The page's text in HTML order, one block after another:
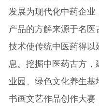
发展为现代化中药企
产品的方解来源于名
技术使传统中医药得
息。挖掘中医药古方
业园、绿色文化养生
书画文艺作品创作大